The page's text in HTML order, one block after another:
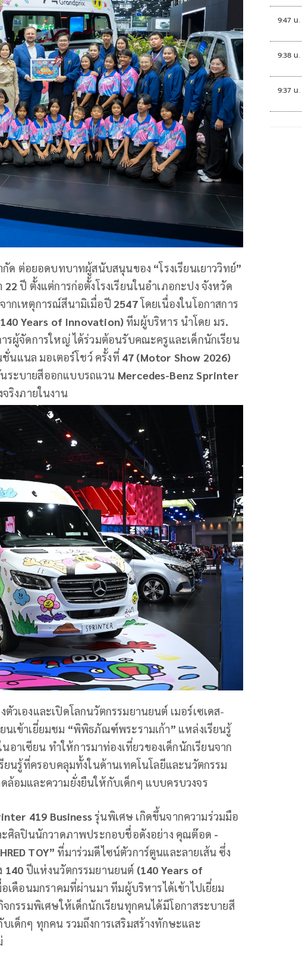
กัด ต่อยอดบทบาทผู้สนับสนุนของ “โรงเรียนเยาววิทย์”
22ปี ตั้งแต่การก่อตั้งโรงเรียนในอำเภอกะปง จังหวัด
ากเหตุการณ์สึนามิเมื่อปี 2547โดยเนื่องในโอกาสการ
Years of Innovation) ทีมผู้บริหาร นำโดย มร.
รผู้จัดการใหญ่ ได้ร่วมต้อนรับคณะครูและเด็กนักเรียน
ชั่นแนล มอเตอร์โชว์ ครั้งที่ 47 (Motor Show 2026)
ระบายสีออกแบบรถแวน Mercedes-Benz Sprinter
ริงภายในงาน
วเองและเปิดโลกนวัตกรรมยานยนต์ เมอร์เซเดส-
เข้าเยี่ยมชม “พิพิธภัณฑ์พระรามเก้า” แหล่งเรียนรู้
าเซียน ทำให้การมาท่องเที่ยวของเด็กนักเรียนจาก
รียนรู้ที่ครอบคลุมทั้งในด้านเทคโนโลยีและนวัตกรรม
ล้อมและความยั่งยืนให้กับเด็กๆ แบบครบวงจร
419 Businessรุ่นพิเศษ เกิดขึ้นจากความร่วมมือ
ะศิลปินนักวาดภาพประกอบชื่อดังอย่าง คุณต๊อด -
TOY” ที่มาร่วมดีไซน์ตัวการ์ตูนและลายเส้น ซึ่ง
140 ปีแห่งนวัตกรรมยานยนต์ (140 Years of
เดือนมกราคมที่ผ่านมา ทีมผู้บริหารได้เข้าไปเยี่ยม
กรรมพิเศษให้เด็กนักเรียนทุกคนได้มีโอกาสระบายสี
ด็กๆ ทุกคน รวมถึงการเสริมสร้างทักษะและ
9:47 น.
9:38 น.
9:37 น.